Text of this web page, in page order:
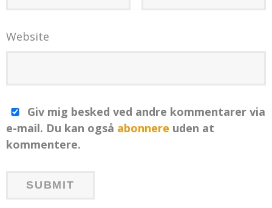
Website
Giv mig besked ved andre kommentarer via
e-mail. Du kan også abonnere uden at
kommentere.